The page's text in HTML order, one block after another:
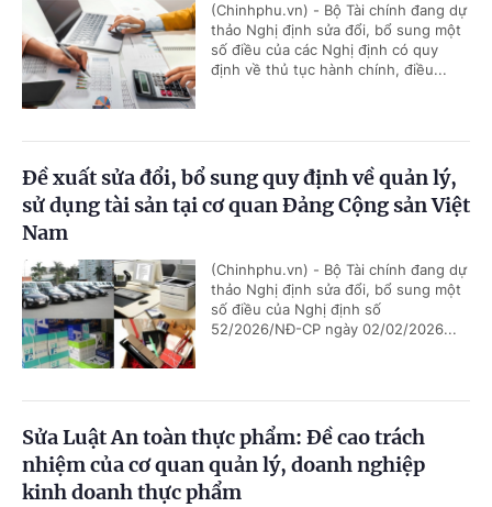
(Chinhphu.vn) - Bộ Tài chính đang dự
thảo Nghị định sửa đổi, bổ sung một
số điều của các Nghị định có quy
định về thủ tục hành chính, điều...
Đề xuất sửa đổi, bổ sung quy định về quản lý,
sử dụng tài sản tại cơ quan Đảng Cộng sản Việt
Nam
(Chinhphu.vn) - Bộ Tài chính đang dự
thảo Nghị định sửa đổi, bổ sung một
số điều của Nghị định số
52/2026/NĐ-CP ngày 02/02/2026...
Sửa Luật An toàn thực phẩm: Đề cao trách
nhiệm của cơ quan quản lý, doanh nghiệp
kinh doanh thực phẩm